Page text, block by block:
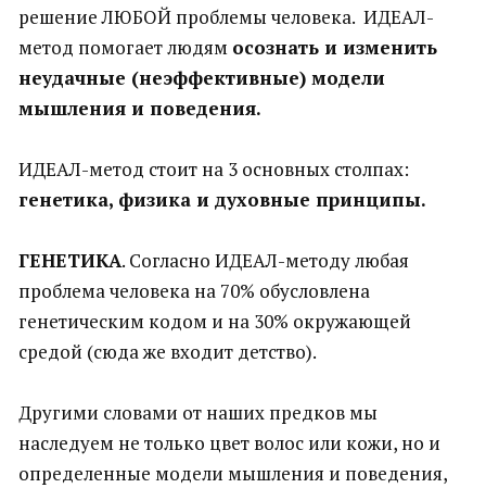
решение ЛЮБОЙ проблемы человека. ИДЕАЛ-
метод помогает людям осознать и изменить
неудачные (неэффективные) модели
мышления и поведения.
ИДЕАЛ-метод стоит на 3 основных столпах:
генетика, физика и духовные принципы.
ГЕНЕТИКА. Согласно ИДЕАЛ-методу любая
проблема человека на 70% обусловлена
генетическим кодом и на 30% окружающей
средой (сюда же входит детство).
Другими словами от наших предков мы
наследуем не только цвет волос или кожи, но и
определенные модели мышления и поведения,